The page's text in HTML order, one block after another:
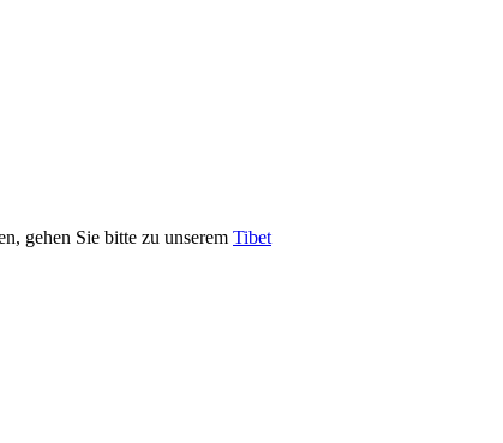
gehen Sie bitte zu unserem Tibet